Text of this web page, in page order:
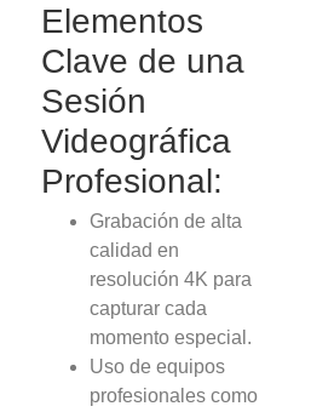
Elementos
Clave de una
Sesión
Videográfica
Profesional:
Grabación de alta
calidad en
resolución 4K para
capturar cada
momento especial.
Uso de equipos
profesionales como